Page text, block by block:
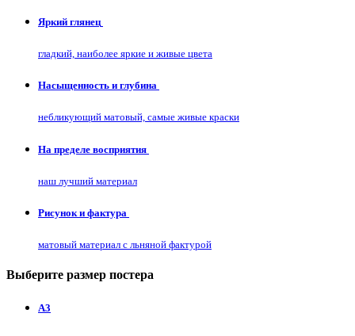
Яркий глянец
гладкий, наиболее яркие и живые цвета
Насыщенность и глубина
небликующий матовый, самые живые краски
На пределе восприятия
наш лучший материал
Рисунок и фактура
матовый материал с льняной фактурой
Выберите размер постера
А3